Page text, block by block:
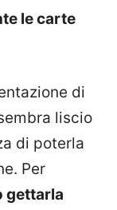
le carte
di
liscio
di poterla
Per
gettarla